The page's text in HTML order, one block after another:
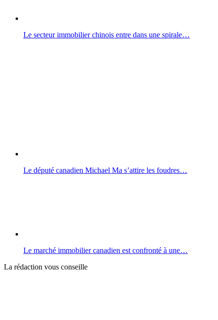
Le secteur immobilier chinois entre dans une spirale…
Le député canadien Michael Ma s’attire les foudres…
Le marché immobilier canadien est confronté à une…
La rédaction vous conseille